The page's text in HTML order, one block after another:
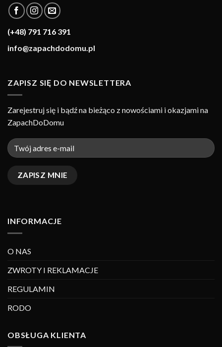
(+48) 791 716 391
info@zapachdodomu.pl
ZAPISZ SIĘ DO NEWSLETTERA
Zarejestruj się i bądź na bieżąco z nowościami i okazjami na
ZapachDoDomu
INFORMACJE
O NAS
ZWROTY I REKLAMACJE
REGULAMIN
RODO
OBSŁUGA KLIENTA